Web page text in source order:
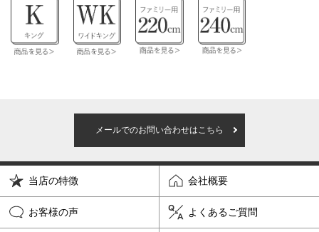
メールでのお問い合わせはこちら
当店の特徴 会社概要
お客様の声 よくあるご質問